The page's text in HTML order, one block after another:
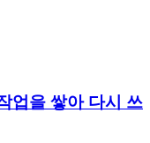
업을 쌓아 다시 쓰